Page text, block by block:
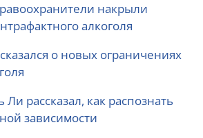
накрыли
алкоголя
о новых ограничениях
Ли рассказал, как распознать
зависимости